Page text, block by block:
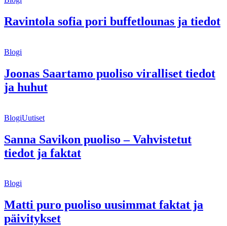
Ravintola sofia pori buffetlounas ja tiedot
Blogi
Joonas Saartamo puoliso viralliset tiedot
ja huhut
BlogiUutiset
Sanna Savikon puoliso – Vahvistetut
tiedot ja faktat
Blogi
Matti puro puoliso uusimmat faktat ja
päivitykset